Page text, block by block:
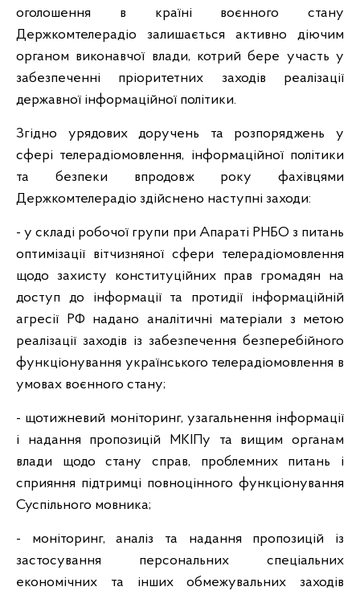
оголошення в країні воєнного стану
Держкомтелерадіо залишається активно діючим
органом виконавчої влади, котрий бере участь у
забезпеченні пріоритетних заходів реалізації
державної інформаційної політики.
Згідно урядових доручень та розпоряджень у
сфері телерадіомовлення, інформаційної політики
та безпеки впродовж року фахівцями
Держкомтелерадіо здійснено наступні заходи:
- у складі робочої групи при Апараті РНБО з питань
оптимізації вітчизняної сфери телерадіомовлення
щодо захисту конституційних прав громадян на
доступ до інформації та протидії інформаційній
агресії РФ надано аналітичні матеріали з метою
реалізації заходів із забезпечення безперебійного
функціонування українського телерадіомовлення в
умовах воєнного стану;
- щотижневий моніторинг, узагальнення інформації
і надання пропозицій МКІПу та вищим органам
влади щодо стану справ, проблемних питань і
сприяння підтримці повноцінного функціонування
Суспільного мовника;
- моніторинг, аналіз та надання пропозицій із
застосування персональних спеціальних
економічних та інших обмежувальних заходів